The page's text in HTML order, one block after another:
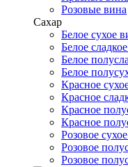
Розовые вина
Сахар
Белое сухое
Белое
Белое
Белое
Красное
Красное
Красное
Красное
Розовое
Розовое
Розовое